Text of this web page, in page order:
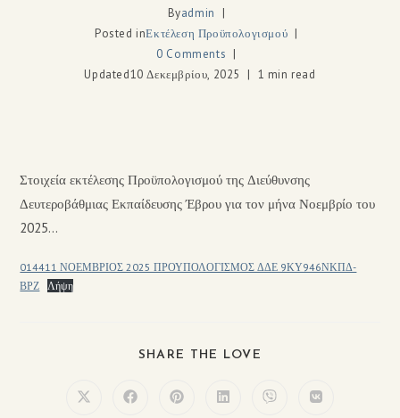
Byadmin
Posted inΕκτέλεση Προϋπολογισμού
0 Comments
Updated10 Δεκεμβρίου, 2025 1 min read
Στοιχεία εκτέλεσης Προϋπολογισμού της Διεύθυνσης
Δευτεροβάθμιας Εκπαίδευσης Έβρου για τον μήνα Νοεμβρίο του
2025…
014411 ΝΟΕΜΒΡΙΟΣ 2025 ΠΡΟΥΠΟΛΟΓΙΣΜΟΣ ΔΔΕ 9ΚΥ946ΝΚΠΔ-
ΒΡΖ
Λήψη
SHARE THE LOVE